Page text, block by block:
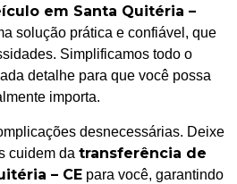
em Santa Quitéria –
solução prática e confiável, que
Simplificamos todo o
detalhe para que você possa
importa.
desnecessárias. Deixe
cuidem da transferência de
– CE para você, garantindo